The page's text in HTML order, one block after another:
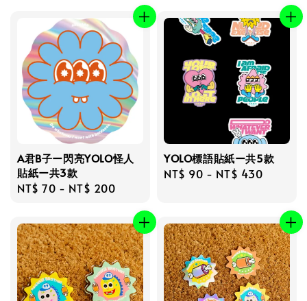
A君B子ー閃亮YOLO怪人
貼紙ー共3款
Regular
NT$ 70 - NT$ 200
YOLO標語貼紙ー共5款
Regular
NT$ 90 - NT$ 430